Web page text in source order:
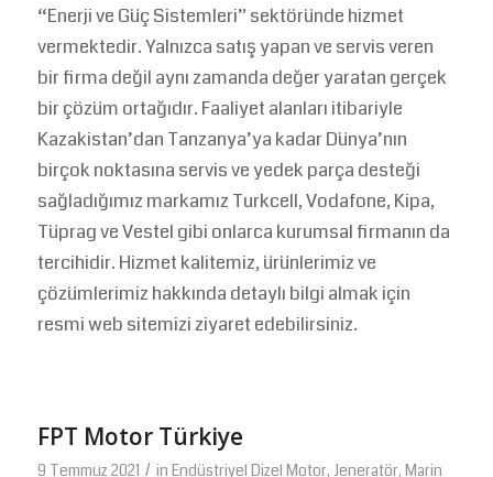
“Enerji ve Güç Sistemleri” sektöründe hizmet
vermektedir. Yalnızca satış yapan ve servis veren
bir firma değil aynı zamanda değer yaratan gerçek
bir çözüm ortağıdır. Faaliyet alanları itibariyle
Kazakistan’dan Tanzanya’ya kadar Dünya’nın
birçok noktasına servis ve yedek parça desteği
sağladığımız markamız Turkcell, Vodafone, Kipa,
Tüprag ve Vestel gibi onlarca kurumsal firmanın da
tercihidir. Hizmet kalitemiz, ürünlerimiz ve
çözümlerimiz hakkında detaylı bilgi almak için
resmi web sitemizi ziyaret edebilirsiniz.
FPT Motor Türkiye
9 Temmuz 2021 / in Endüstriyel Dizel Motor, Jeneratör, Marin